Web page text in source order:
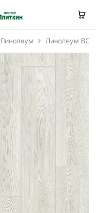
Линолеум Линолеум